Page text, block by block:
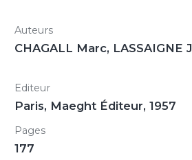
Auteurs
CHAGALL Marc, LASSAIGNE
Editeur
Paris, Maeght Éditeur, 1957
Pages
177